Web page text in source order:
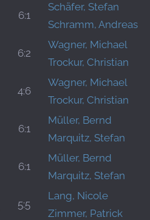
6:1
Schäfer, Stefan
Schramm, Andreas
6:2
Wagner, Michael
Trockur, Christian
4:6
Wagner, Michael
Trockur, Christian
6:1
Müller, Bernd
Marquitz, Stefan
6:1
Müller, Bernd
Marquitz, Stefan
5:5
Lang, Nicole
Zimmer, Patrick